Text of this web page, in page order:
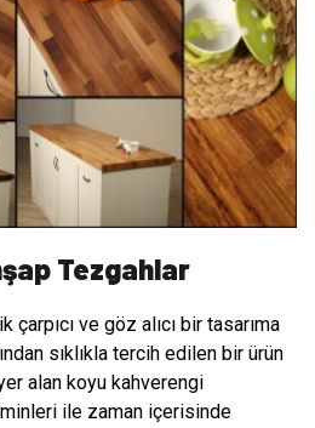
Tezgahlar
ve göz alıcı bir tasarıma
sıklıkla tercih edilen bir ürün
alan koyu kahverengi
ile zaman içerisinde